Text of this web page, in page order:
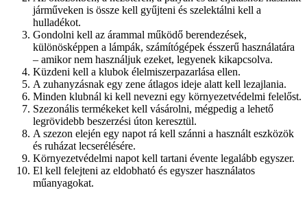
járműveken is össze kell gyűjteni és szelektálni kell a
hulladékot.
Gondolni kell az árammal működő berendezések,
különösképpen a lámpák, számítógépek ésszerű használatára
– amikor nem használjuk ezeket, legyenek kikapcsolva.
Küzdeni kell a klubok élelmiszerpazarlása ellen.
A zuhanyzásnak egy zene átlagos ideje alatt kell lezajlania.
Minden klubnál ki kell nevezni egy környezetvédelmi felelőst.
Szezonális termékeket kell vásárolni, mégpedig a lehető
legrövidebb beszerzési úton keresztül.
A szezon elején egy napot rá kell szánni a használt eszközök
és ruházat lecserélésére.
Környezetvédelmi napot kell tartani évente legalább egyszer.
El kell felejteni az eldobható és egyszer használatos
műanyagokat.